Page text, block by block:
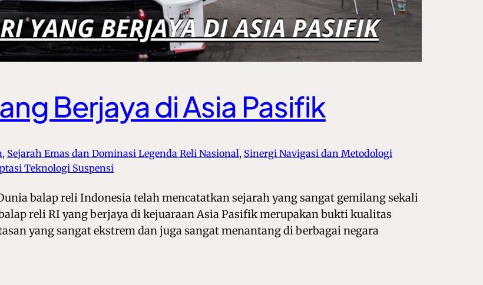
Berjaya di Asia Pasifik
, Sejarah Emas dan Dominasi Legenda Reli Nasional, Sinergi Navigasi dan Metodologi
Teknologi Suspensi
balap reli Indonesia telah mencatatkan sejarah yang sangat gemilang sekali
reli RI yang berjaya di kejuaraan Asia Pasifik merupakan bukti kualitas
yang sangat ekstrem dan juga sangat menantang di berbagai negara